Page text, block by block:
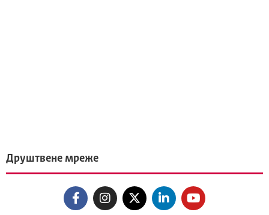
Друштвене мреже